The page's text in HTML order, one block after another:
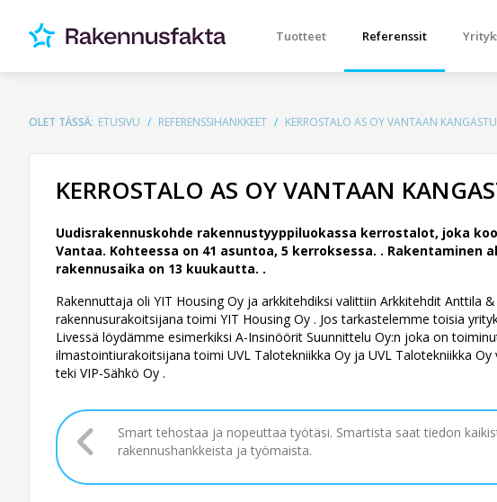
Tuotteet Referenssit
OLET TÄSSÄ: ETUSIVU REFERENSSIHANKKEET KERROSTALO AS OY VANTAAN
KERROSTALO AS OY VANTAAN
Uudisrakennuskohde rakennustyyppiluokassa kerrostalot, joka
Vantaa. Kohteessa on 41 asuntoa, 5 kerroksessa. . Rakentaminen
rakennusaika on 13 kuukautta. .
Rakennuttaja oli YIT Housing Oy ja arkkitehdiksi valittiin Arkkitehdit Anttila &
rakennusurakoitsijana toimi YIT Housing Oy . Jos tarkastelemme toisia
Livessä löydämme esimerkiksi A-Insinöörit Suunnittelu Oy:n joka on
ilmastointiurakoitsijana toimi UVL Talotekniikka Oy ja UVL Talotekniikka
teki VIP-Sähkö Oy .
Smart tehostaa ja nopeuttaa työtäsi. Smartista saat tiedon
rakennushankkeista ja työmaista.